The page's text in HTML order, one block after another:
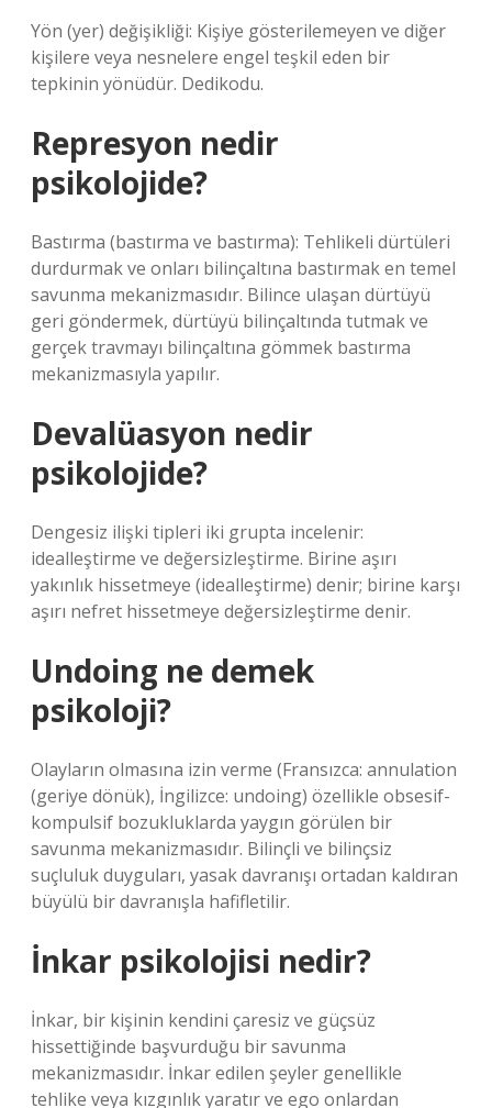
Yön (yer) değişikliği: Kişiye gösterilemeyen ve diğer
kişilere veya nesnelere engel teşkil eden bir
tepkinin yönüdür. Dedikodu.
Represyon nedir
psikolojide?
Bastırma (bastırma ve bastırma): Tehlikeli dürtüleri
durdurmak ve onları bilinçaltına bastırmak en temel
savunma mekanizmasıdır. Bilince ulaşan dürtüyü
geri göndermek, dürtüyü bilinçaltında tutmak ve
gerçek travmayı bilinçaltına gömmek bastırma
mekanizmasıyla yapılır.
Devalüasyon nedir
psikolojide?
Dengesiz ilişki tipleri iki grupta incelenir:
idealleştirme ve değersizleştirme. Birine aşırı
yakınlık hissetmeye (idealleştirme) denir; birine karşı
aşırı nefret hissetmeye değersizleştirme denir.
Undoing ne demek
psikoloji?
Olayların olmasına izin verme (Fransızca: annulation
(geriye dönük), İngilizce: undoing) özellikle obsesif-
kompulsif bozukluklarda yaygın görülen bir
savunma mekanizmasıdır. Bilinçli ve bilinçsiz
suçluluk duyguları, yasak davranışı ortadan kaldıran
büyülü bir davranışla hafifletilir.
İnkar psikolojisi nedir?
İnkar, bir kişinin kendini çaresiz ve güçsüz
hissettiğinde başvurduğu bir savunma
mekanizmasıdır. İnkar edilen şeyler genellikle
tehlike veya kızgınlık yaratır ve ego onlardan